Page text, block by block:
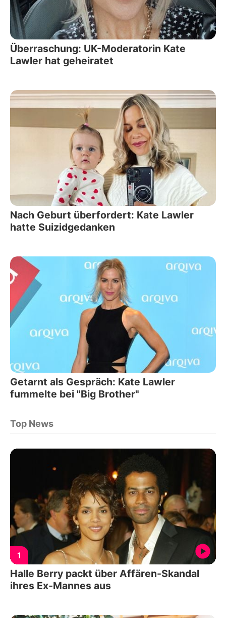
Überraschung: UK-Moderatorin Kate
Lawler hat geheiratet
Nach Geburt überfordert: Kate Lawler
hatte Suizidgedanken
Getarnt als Gespräch: Kate Lawler
fummelte bei "Big Brother"
Top News
1
Halle Berry packt über Affären-Skandal
ihres Ex-Mannes aus